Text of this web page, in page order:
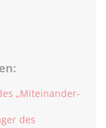
„Miteinander-
des